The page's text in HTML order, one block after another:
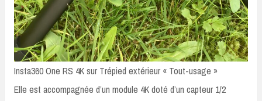
Insta360 One RS 4K sur Trépied extérieur « Tout-usage »
Elle est accompagnée d’un module 4K doté d’un capteur 1/2